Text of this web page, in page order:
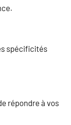
spécificités
répondre à vos